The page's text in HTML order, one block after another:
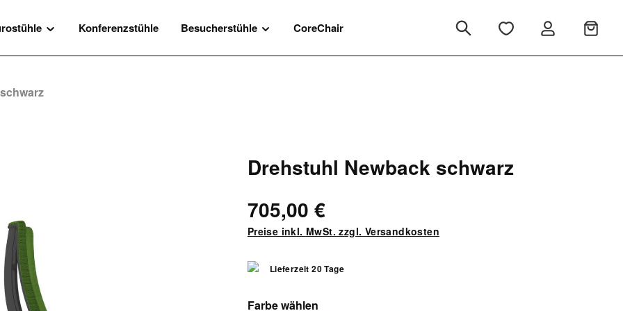
Konferenzstühle Besucherstühle CoreChair
Drehstuhl Newback schwarz
705,00 €
Preise inkl. MwSt. zzgl. Versandkosten
Lieferzeit 20 Tage
Farbe wählenauswählen